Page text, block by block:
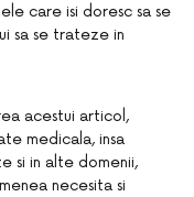
care isi doresc sa se
sa se trateze in
acestui articol,
medicala, insa
si in alte domenii,
necesita si